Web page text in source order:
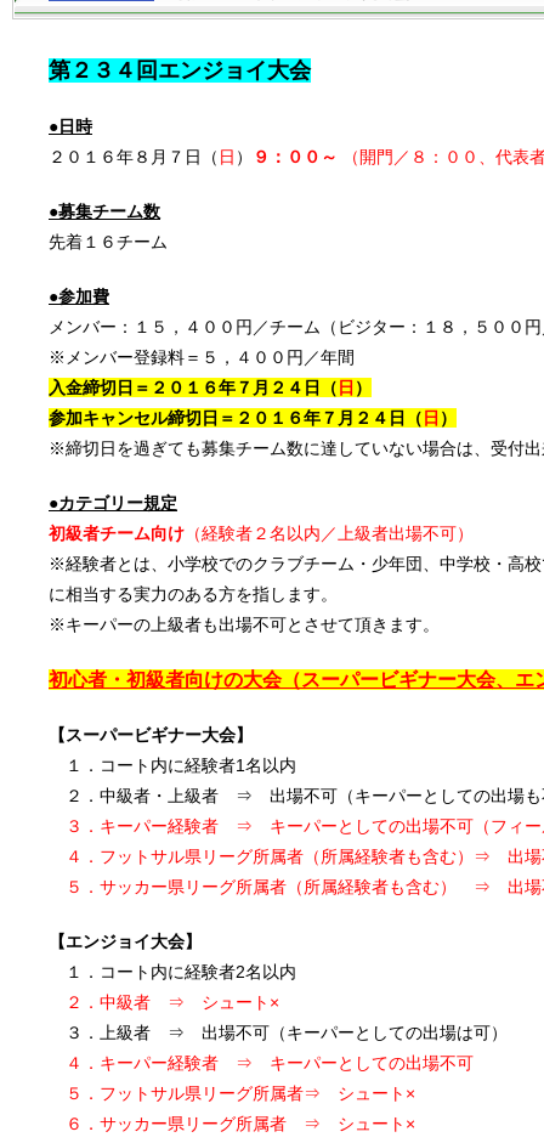
第２３４ 回エンジョイ大会
●日時
２０１６年８月７日（ 日 ） ９：００～ （開門／８：００、代表
●募集チーム数
先着１６チーム
●参加費
メンバー：１５，４００円／チーム（ビジター：１８，５００
※メンバー登録料＝５，４００円／年間
入金締切日＝２０１６年７月２４日（ 日 ）
参加キャンセル締切日＝２０１６年７月２４ 日（ 日 ）
※締切日を過ぎても募集チーム数に達していない場合は、受付
●カテゴリー規定
初級者チーム向け （経験者２名以内／上級者出場不可）
※経験者とは、小学校でのクラブチーム・少年団、中学校・高
に相当する実力のある方を指します。
※キーパーの上級者も出場不可とさせて頂きます。
初心者・初級者向けの大会（スーパービギナー大会、エ
【スーパービギナー大会】
１．コート内に経験者1名以内
２．中級者・上級者 ⇒ 出場不可（キーパーとしての出場も
３．キーパー経験者 ⇒ キーパーとしての出場不可（フィー
４．フットサル県リーグ所属者（所属経験者も含む）⇒ 出場
５．サッカー県リーグ所属者（所属経験者も含む） ⇒ 出
【エンジョイ大会】
１．コート内に経験者2名以内
２．中級者 ⇒ シュート×
３．上級者 ⇒ 出場不可（キーパーとしての出場は可）
４．キーパー経験者 ⇒ キーパーとしての出場不可
５．フットサル県リーグ所属者⇒ シュート×
６．サッカー県リーグ所属者 ⇒ シュート×